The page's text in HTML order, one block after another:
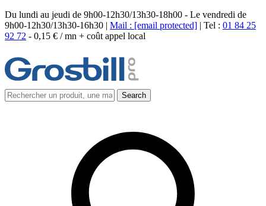
Du lundi au jeudi de 9h00-12h30/13h30-18h00 - Le vendredi de
9h00-12h30/13h30-16h30 | Mail : [email protected] | Tel : 01 84 25
92 72 - 0,15 € / mn + coût appel local